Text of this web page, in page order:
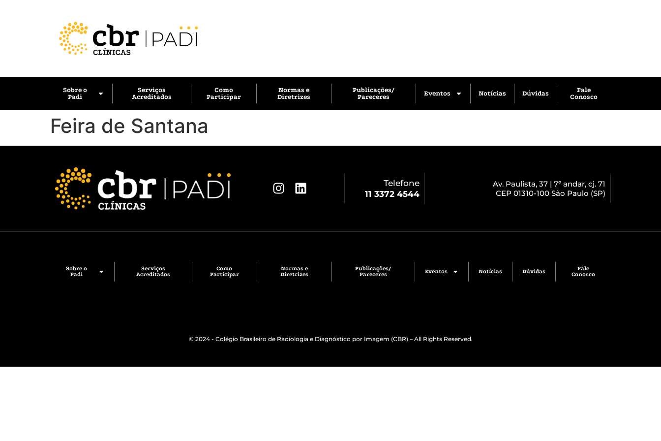
Sobre o
Padi
Serviços
Acreditados
Como
Participar
Normas e
Diretrizes
Publicações/
Pareceres
Eventos Notícias Dúvidas
Fale
Conosco
Feira de Santana
Telefone
11 3372 4544
Av. Paulista, 37 | 7º andar, cj. 71
CEP 01310-100 São Paulo (SP)
Sobre o
Padi
Serviços
Acreditados
Como
Participar
Normas e
Diretrizes
Publicações/
Pareceres
Eventos Notícias Dúvidas
Fale
Conosco
© 2024 - Colégio Brasileiro de Radiologia e Diagnóstico por Imagem (CBR) – All Rights Reserved.